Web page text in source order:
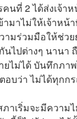
นที่ 2 ได้ส่งเจ้
าไม่ให้เจ้าหน้
มร่วมมือให้ช่ว
ปต่างๆ นานา
ยไม่ได้ บันทึกภ
อบว่า ไม่ได้ทุกก
เริ่มจะมีความ